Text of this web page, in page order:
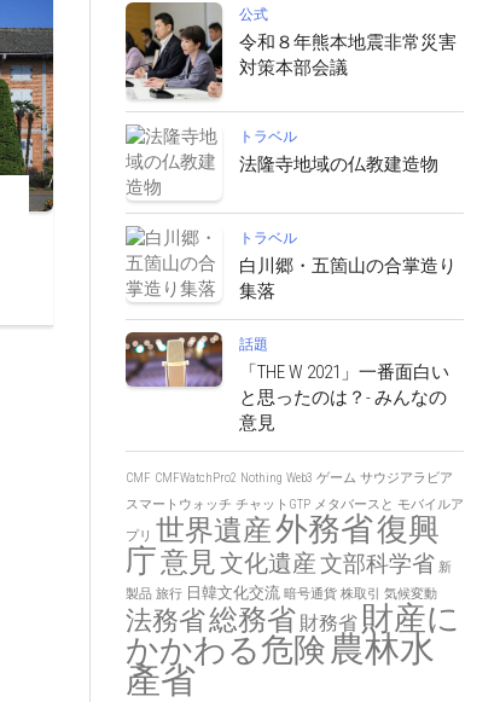
公式
令和８年熊本地震非常災害
対策本部会議
トラベル
法隆寺地域の仏教建造物
トラベル
白川郷・五箇山の合掌造り
集落
話題
「THE W 2021」一番面白い
と思ったのは？- みんなの
意見
CMF CMFWatchPro2 Nothing Web3 ゲーム サウジアラビア
スマートウォッチ チャットGTP メタバースと モバイルア
プリ 世界遺産外務省復興
庁意見文化遺産文部科学省 新
製品 旅行 日韓文化交流 暗号通貨 株取引 気候変動
法務省総務省 財務省 財産に
かかわる危険農林水
產省